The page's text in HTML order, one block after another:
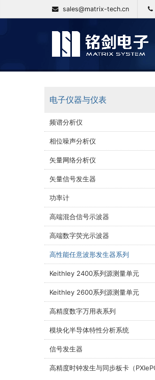
sales@matrix-tech.cn
电子仪器与仪表
频谱分析仪
相位噪声分析仪
矢量网络分析仪
矢量信号发生器
功率计
高端混合信号示波器
高端数字荧光示波器
高性能任意波形发生器系列
Keithley 2400系列源测量单元
Keithley 2600系列源测量单元
高精度数字万用表系列
模块化半导体特性分析系统
信号发生器
高精度时钟发生与同步板卡（